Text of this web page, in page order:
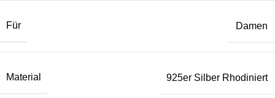
Für Damen
Material 925er Silber Rhodiniert